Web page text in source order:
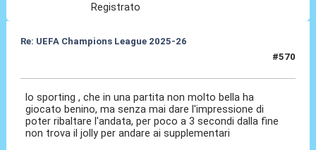
Registrato
Re: UEFA Champions League 2025-26
#570
lo sporting , che in una partita non molto bella ha
giocato benino, ma senza mai dare l'impressione di
poter ribaltare l'andata, per poco a 3 secondi dalla fine
non trova il jolly per andare ai supplementari